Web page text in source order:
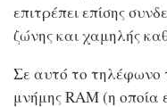
επιτρέπει επίσης
ζώνης και χαμηλής
Σε αυτό το τηλέφωνο
μνήμης RAM (η οποία